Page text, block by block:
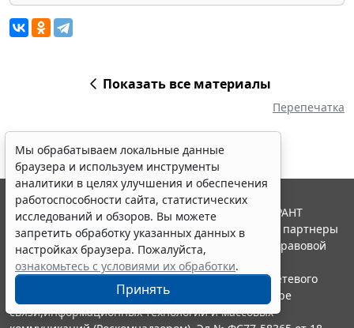
Показать все материалы
Перепечатка
Мы обрабатываем локальные данные
браузера и используем инструменты
аналитики в целях улучшения и обеспечения
работоспособности сайта, статистических
исследований и обзоров. Вы можете
запретить обработку указанных данных в
настройках браузера. Пожалуйста,
ознакомьтесь с условиями их обработки.
Принять
© ООО "НПП "ГАРАНТ-СЕРВИС", 2026. Система ГАРАНТ
выпускается с 1990 года. Компания "Гарант" и ее партнеры
являются участниками Российской ассоциации правовой
информации ГАРАНТ.
Портал ГАРАНТ.РУ зарегистрирован в качестве сетевого
издания Федеральной службой по надзору в сфере
связи,информационных технологий и массовых